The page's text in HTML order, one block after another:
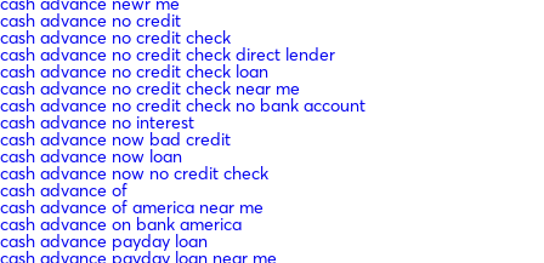
cash advance no credit
cash advance no credit check
cash advance no credit check direct lender
cash advance no credit check loan
cash advance no credit check near me
cash advance no credit check no bank account
cash advance no interest
cash advance now bad credit
cash advance now loan
cash advance now no credit check
cash advance of
cash advance of america near me
cash advance on bank america
cash advance payday loan
cash advance payday loan near me